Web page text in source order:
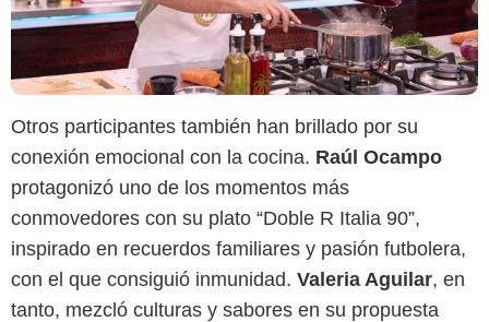
Otros participantes también han brillado por su
conexión emocional con la cocina. Raúl Ocampo
protagonizó uno de los momentos más
conmovedores con su plato “Doble R Italia 90”,
inspirado en recuerdos familiares y pasión futbolera,
con el que consiguió inmunidad. Valeria Aguilar, en
tanto, mezcló culturas y sabores en su propuesta